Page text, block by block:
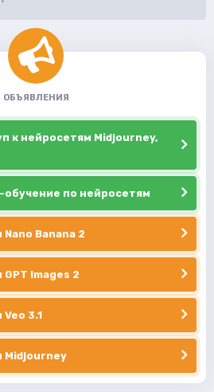
ОБЪЯВЛЕНИЯ
к нейросетям Midjourney,
по нейросетям
Banana 2
Images 2
3.1
Midjourney